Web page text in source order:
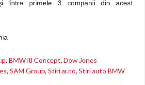
între primele 3 companii din acest
, BMW i8 Concept, Dow Jones
, SAM Group, Stiri auto, Stiri auto BMW